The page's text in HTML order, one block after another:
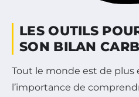
LES OUTILS
SON BILAN
Tout le monde est de plus
l’importance de